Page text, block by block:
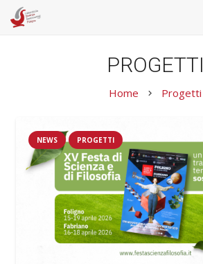
PROGETTI
Home keyboard_arrow_right Progetti
NEWS PROGETTI